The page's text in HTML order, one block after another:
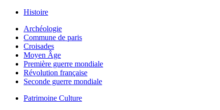
Histoire
Archéologie
Commune de paris
Croisades
Moyen Âge
Première guerre mondiale
Révolution française
Seconde guerre mondiale
Patrimoine Culture